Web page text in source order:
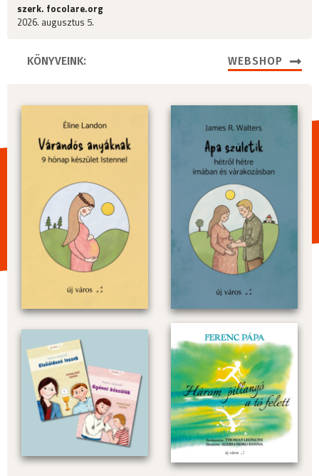
szerk. focolare.org
2026. augusztus 5.
KÖNYVEINK: WEBSHOP